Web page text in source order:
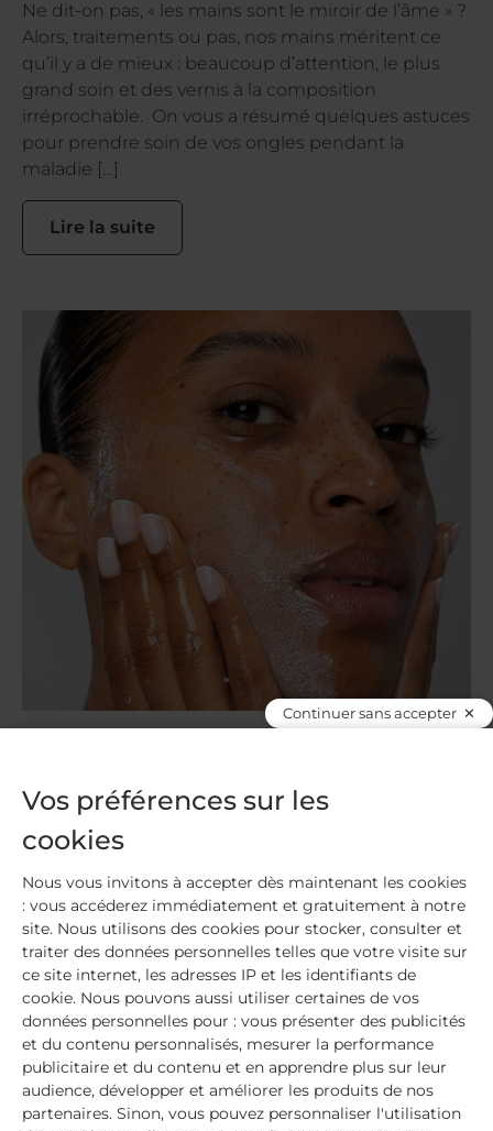
Ne dit-on pas, « les mains sont le miroir de l’âme » ?
Alors, traitements ou pas, nos mains méritent ce
qu’il y a de mieux : beaucoup d’attention, le plus
grand soin et des vernis à la composition
irréprochable. On vous a résumé quelques astuces
pour prendre soin de vos ongles pendant la
maladie […]
Lire la suite
démaquiller sa peau fragile sans
l’agresser
Pendant les traitements, notre peau devient très
fragile : il est essentiel d’y porter deux fois plus
d’attention ! Nous vous avons souvent parlé
de maquillage sur le blog, mais jamais du
démaquillage. C’est essentiel : se
démaquiller permet à votre peau de correctement
s’oxygéner et aux cellules de
se renouveler pendant la nuit. Voici nos petits
conseils pour ôter […]
Continuer sans accepter
Vos préférences sur les
cookies
Nous vous invitons à accepter dès maintenant les cookies
: vous accéderez immédiatement et gratuitement à notre
site. Nous utilisons des cookies pour stocker, consulter et
traiter des données personnelles telles que votre visite sur
ce site internet, les adresses IP et les identifiants de
cookie. Nous pouvons aussi utiliser certaines de vos
données personnelles pour : vous présenter des publicités
et du contenu personnalisés, mesurer la performance
publicitaire et du contenu et en apprendre plus sur leur
audience, développer et améliorer les produits de nos
partenaires. Sinon, vous pouvez personnaliser l'utilisation